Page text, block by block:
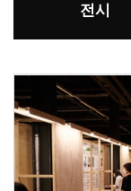
전시